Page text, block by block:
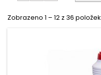
Zobrazeno 1 – 12 z 36 položek